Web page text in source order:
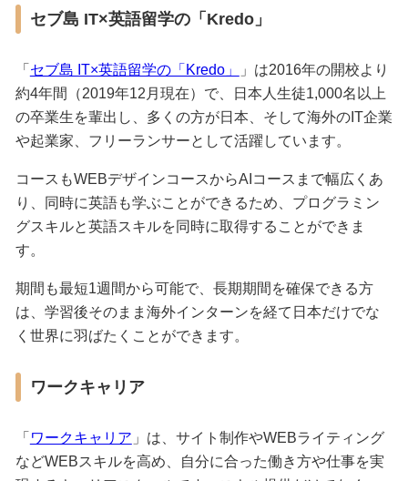
セブ島 IT×英語留学の「Kredo」
「 セブ島 IT×英語留学の「Kredo」
」は2016年の開校より
約4年間（2019年12月現在）で、日本人生徒1,000名以上
の卒業生を輩出し、多くの方が日本、そして海外のIT企業
や起業家、フリーランサーとして活躍しています。
コースもWEBデザインコースからAIコースまで幅広くあ
り、同時に英語も学ぶことができるため、プログラミン
グスキルと英語スキルを同時に取得することができま
す。
期間も最短1週間から可能で、長期期間を確保できる方
は、学習後そのまま海外インターンを経て日本だけでな
く世界に羽ばたくことができます。
ワークキャリア
「 ワークキャリア 」は、サイト制作やWEBライティング
などWEBスキルを高め、自分に合った働き方や仕事を実